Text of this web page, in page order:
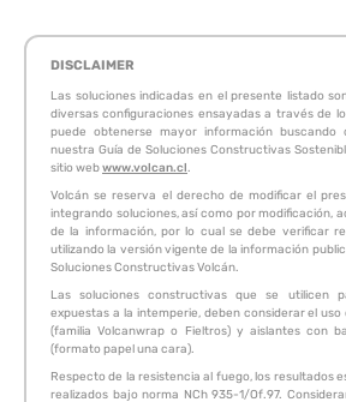
DISCLAIMER
Las soluciones indicadas en el presente listado
diversas configuraciones ensayadas a través de
puede obtenerse mayor información buscando
nuestra Guía de Soluciones Constructivas
sitio webwww.volcan.cl.
Volcán se reserva el derecho de modificar el
integrando soluciones, así como por modificación,
de la información, por lo cual se debe verificar
utilizando la versión vigente de la información
Soluciones Constructivas Volcán.
Las soluciones constructivas que se utilicen
expuestas a la intemperie, deben considerar el
(familia Volcanwrap o Fieltros) y aislantes con
(formato papel una cara).
Respecto de la resistencia al fuego, los resultados
realizados bajo norma NCh 935-1/Of.97.